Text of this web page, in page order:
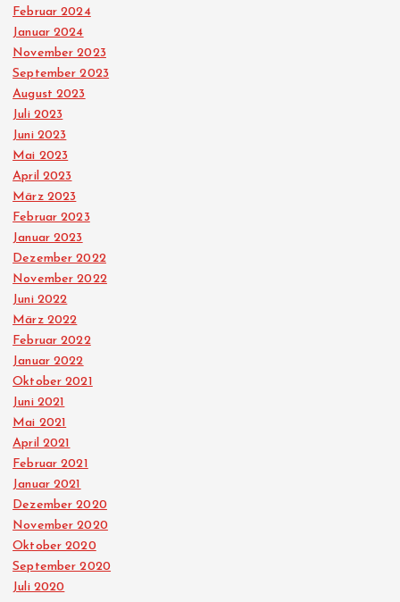
Februar 2024
Januar 2024
November 2023
September 2023
August 2023
Juli 2023
Juni 2023
Mai 2023
April 2023
März 2023
Februar 2023
Januar 2023
Dezember 2022
November 2022
Juni 2022
März 2022
Februar 2022
Januar 2022
Oktober 2021
Juni 2021
Mai 2021
April 2021
Februar 2021
Januar 2021
Dezember 2020
November 2020
Oktober 2020
September 2020
Juli 2020